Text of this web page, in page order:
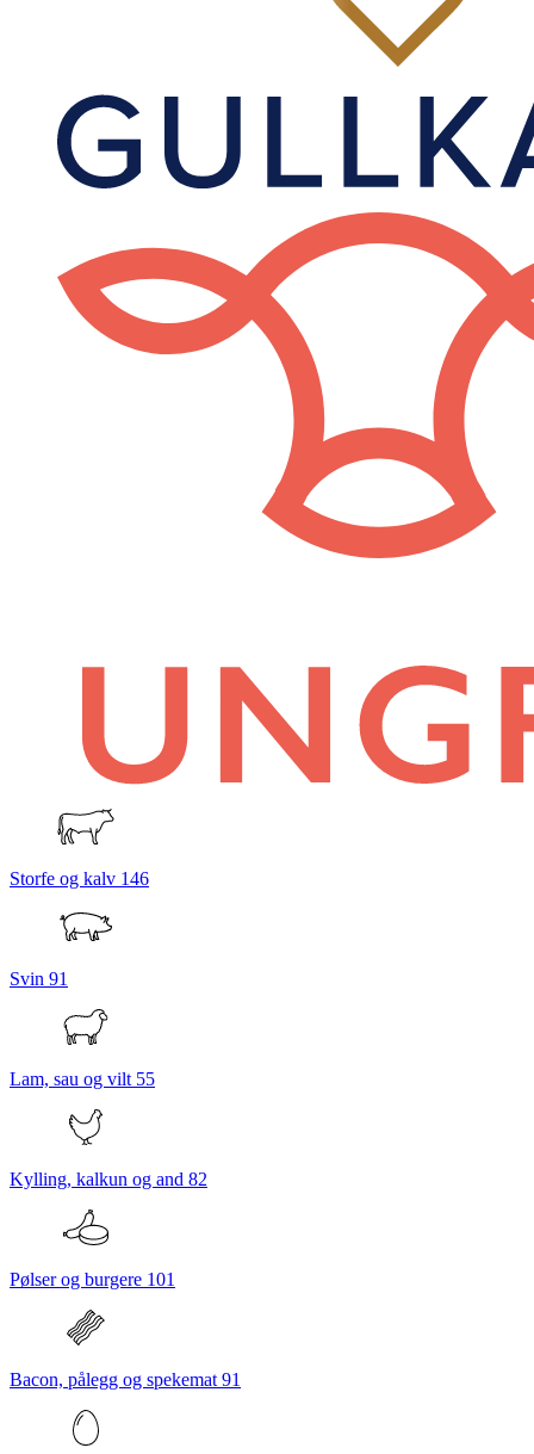
Storfe og kalv 146
Svin 91
Lam, sau og vilt 55
Kylling, kalkun og and 82
Pølser og burgere 101
Bacon, pålegg og spekemat 91